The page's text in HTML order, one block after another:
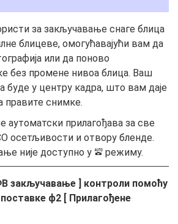
за закључавање снаге блица
блицеве, омогућавајући вам да
или да поново
без промене нивоа блица. Ваш
буде у центру кадра, што вам даје
правите снимке.
аутоматски прилагођава за све
осетљивости и отвору бленде.
није доступно у b режиму.
закључавање ] контроли помоћу
ф2 [ Прилагођене